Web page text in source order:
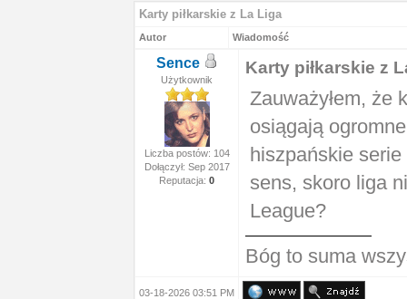
Karty piłkarskie z La Liga
Autor Wiadomość
Sence
Użytkownik
Liczba postów: 104
Dołączył: Sep 2017
Reputacja: 0
Karty piłkarskie z
Zauważyłem, że
osiągają
hiszpańskie
sens, skoro liga
League?
Bóg to suma
03-18-2026 03:51 PM